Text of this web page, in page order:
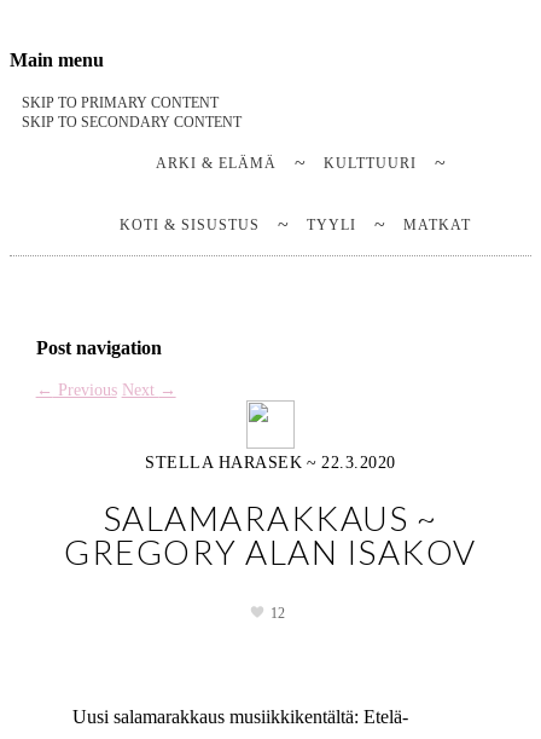
Notes on a life
Stella Harasek & Jarno Jussila
Main menu
SKIP TO PRIMARY CONTENT
SKIP TO SECONDARY CONTENT
ARKI & ELÄMÄ KULTTUURI
KOTI & SISUSTUS TYYLI MATKAT
Post navigation
← Previous Next →
STELLA HARASEK ~ 22.3.2020
SALAMARAKKAUS ~
GREGORY ALAN ISAKOV
12
Uusi salamarakkaus musiikkikentältä: Etelä-